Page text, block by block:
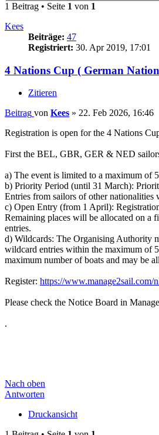
1 Beitrag • Seite 1 von 1
Kees
Beiträge: 47
Registriert: 30. Apr 2019, 17:01
4 Nations Cup ( German
Zitieren
Beitrag von Kees » 22. Feb 2026, 16:46
Registration is open for the 4 Nations
First the BEL, GBR, GER & NED
a) The event is limited to a maximum of
b) Priority Period (until 31 March):
Entries from sailors of other
c) Open Entry (from 1 April):
Remaining places will be allocated on a
entries.
d) Wildcards: The Organising Authority
wildcard entries within the maximum of
maximum number of boats and may be
Register: https://www.manage2sail.com/
Please check the Notice Board in
.
Nach oben
Antworten
Druckansicht